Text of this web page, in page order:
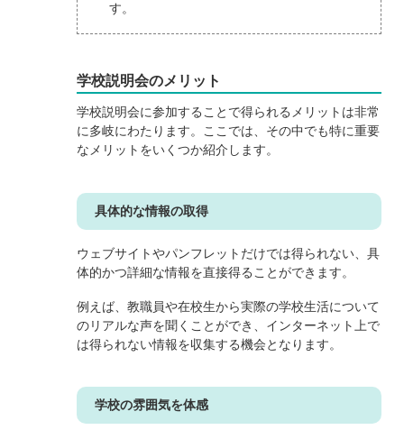
す。
学校説明会のメリット
学校説明会に参加することで得られるメリットは非常
に多岐にわたります。ここでは、その中でも特に重要
なメリットをいくつか紹介します。
具体的な情報の取得
ウェブサイトやパンフレットだけでは得られない、具
体的かつ詳細な情報を直接得ることができます。
例えば、教職員や在校生から実際の学校生活について
のリアルな声を聞くことができ、インターネット上で
は得られない情報を収集する機会となります。
学校の雰囲気を体感